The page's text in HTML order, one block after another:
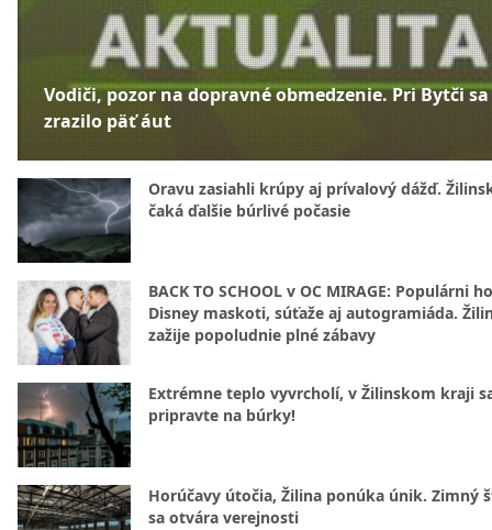
Vodiči, pozor na dopravné obmedzenie. Pri Bytči sa
zrazilo päť áut
Oravu zasiahli krúpy aj prívalový dážď.
čaká ďalšie búrlivé počasie
BACK TO SCHOOL v OC MIRAGE: Populárni
Disney maskoti, súťaže aj autogramiáda.
zažije popoludnie plné zábavy
Extrémne teplo vyvrcholí, v Žilinskom kraji
pripravte na búrky!
Horúčavy útočia, Žilina ponúka únik. Zimný
sa otvára verejnosti